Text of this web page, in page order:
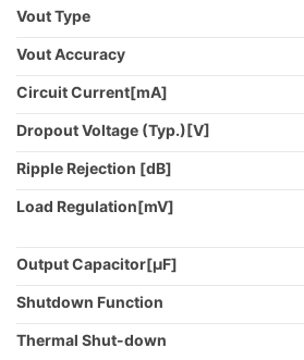
Vout Type
Vout Accuracy
Circuit Current[mA]
Dropout Voltage (Typ.)[V]
Ripple Rejection [dB]
Load Regulation[mV]
Output Capacitor[µF]
Shutdown Function
Thermal Shut-down